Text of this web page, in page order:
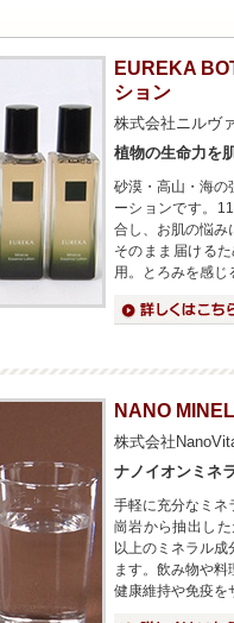
EUREKA
ション
株式会社ニルヴ
植物の生命力を
砂漠・高山・海の
ーションです。
合し、お肌の悩み
そのまま届ける
用。とろみを感じ
詳細はこちら
NANO
株式会社
ナノイオンミネ
手軽に充分なミネ
崗岩から抽出し
以上のミネラル
ます。飲み物や
健康維持や免疫を